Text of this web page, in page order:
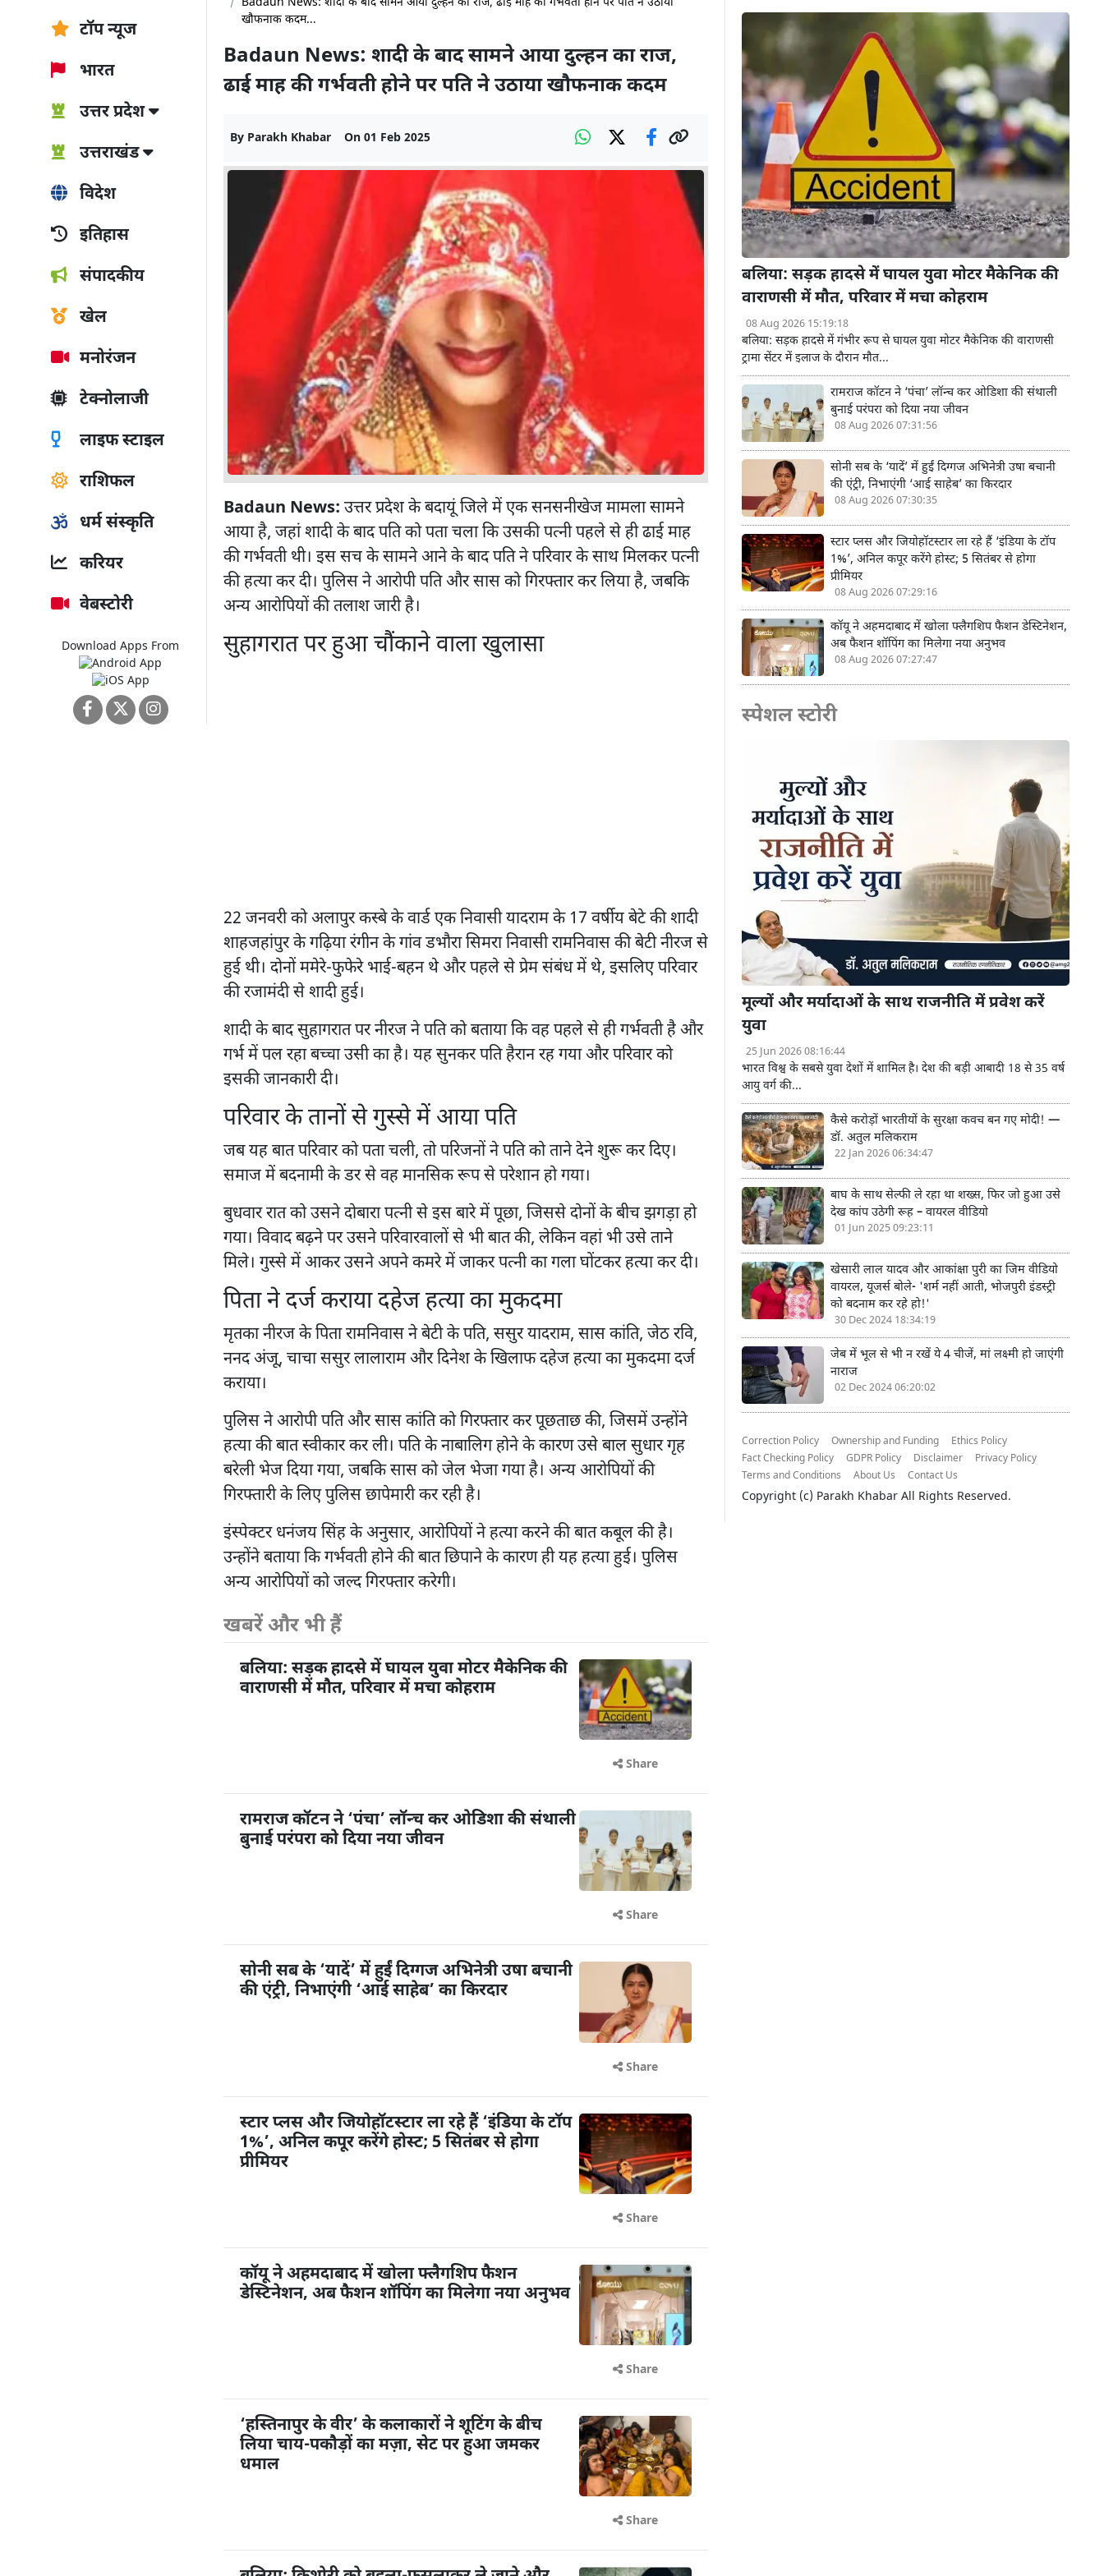
टॉप न्यूज
भारत
उत्तर प्रदेश
उत्तराखंड
विदेश
इतिहास
संपादकीय
खेल
मनोरंजन
टेक्नोलाजी
लाइफ स्टाइल
राशिफल
धर्म संस्कृति
करियर
वेबस्टोरी
Download Apps From
खौफनाक कदम...
Badaun News: शादी के बाद सामने आया दुल्हन का राज,
ढाई माह की गर्भवती होने पर पति ने उठाया खौफनाक कदम
By Parakh Khabar On 01 Feb 2025
Badaun News: उत्तर प्रदेश के बदायूं जिले में एक सनसनीखेज मामला सामने
आया है, जहां शादी के बाद पति को पता चला कि उसकी पत्नी पहले से ही ढाई माह
की गर्भवती थी। इस सच के सामने आने के बाद पति ने परिवार के साथ मिलकर पत्नी
की हत्या कर दी। पुलिस ने आरोपी पति और सास को गिरफ्तार कर लिया है, जबकि
अन्य आरोपियों की तलाश जारी है।
सुहागरात पर हुआ चौंकाने वाला खुलासा
22 जनवरी को अलापुर कस्बे के वार्ड एक निवासी यादराम के 17 वर्षीय बेटे की शादी
शाहजहांपुर के गढ़िया रंगीन के गांव डभौरा सिमरा निवासी रामनिवास की बेटी नीरज से
हुई थी। दोनों ममेरे-फुफेरे भाई-बहन थे और पहले से प्रेम संबंध में थे, इसलिए परिवार
की रजामंदी से शादी हुई।
शादी के बाद सुहागरात पर नीरज ने पति को बताया कि वह पहले से ही गर्भवती है और
गर्भ में पल रहा बच्चा उसी का है। यह सुनकर पति हैरान रह गया और परिवार को
इसकी जानकारी दी।
परिवार के तानों से गुस्से में आया पति
जब यह बात परिवार को पता चली, तो परिजनों ने पति को ताने देने शुरू कर दिए।
समाज में बदनामी के डर से वह मानसिक रूप से परेशान हो गया।
बुधवार रात को उसने दोबारा पत्नी से इस बारे में पूछा, जिससे दोनों के बीच झगड़ा हो
गया। विवाद बढ़ने पर उसने परिवारवालों से भी बात की, लेकिन वहां भी उसे ताने
मिले। गुस्से में आकर उसने अपने कमरे में जाकर पत्नी का गला घोंटकर हत्या कर दी।
पिता ने दर्ज कराया दहेज हत्या का मुकदमा
मृतका नीरज के पिता रामनिवास ने बेटी के पति, ससुर यादराम, सास कांति, जेठ रवि,
ननद अंजू, चाचा ससुर लालाराम और दिनेश के खिलाफ दहेज हत्या का मुकदमा दर्ज
कराया।
पुलिस ने आरोपी पति और सास कांति को गिरफ्तार कर पूछताछ की, जिसमें उन्होंने
हत्या की बात स्वीकार कर ली। पति के नाबालिग होने के कारण उसे बाल सुधार गृह
बरेली भेज दिया गया, जबकि सास को जेल भेजा गया है। अन्य आरोपियों की
गिरफ्तारी के लिए पुलिस छापेमारी कर रही है।
इंस्पेक्टर धनंजय सिंह के अनुसार, आरोपियों ने हत्या करने की बात कबूल की है।
उन्होंने बताया कि गर्भवती होने की बात छिपाने के कारण ही यह हत्या हुई। पुलिस
अन्य आरोपियों को जल्द गिरफ्तार करेगी।
खबरें और भी हैं
बलिया: सड़क हादसे में घायल युवा मोटर मैकेनिक की
वाराणसी में मौत, परिवार में मचा कोहराम
Share
रामराज कॉटन ने ‘पंचा’ लॉन्च कर ओडिशा की संथाली
बुनाई परंपरा को दिया नया जीवन
Share
सोनी सब के ‘यादें’ में हुईं दिग्गज अभिनेत्री उषा बचानी
की एंट्री, निभाएंगी ‘आई साहेब’ का किरदार
Share
स्टार प्लस और जियोहॉटस्टार ला रहे हैं ‘इंडिया के टॉप
1%’, अनिल कपूर करेंगे होस्ट; 5 सितंबर से होगा
प्रीमियर
Share
कॉयू ने अहमदाबाद में खोला फ्लैगशिप फैशन
डेस्टिनेशन, अब फैशन शॉपिंग का मिलेगा नया अनुभव
Share
‘हस्तिनापुर के वीर’ के कलाकारों ने शूटिंग के बीच
लिया चाय-पकौड़ों का मज़ा, सेट पर हुआ जमकर
धमाल
Share
बलिया: सड़क हादसे में घायल युवा मोटर मैकेनिक की
वाराणसी में मौत, परिवार में मचा कोहराम
08 Aug 2026 15:19:18
बलिया: सड़क हादसे में गंभीर रूप से घायल युवा मोटर मैकेनिक की वाराणसी
ट्रामा सेंटर में इलाज के दौरान मौत...
रामराज कॉटन ने ‘पंचा’ लॉन्च कर ओडिशा की संथाली
बुनाई परंपरा को दिया नया जीवन
08 Aug 2026 07:31:56
सोनी सब के ‘यादें’ में हुईं दिग्गज अभिनेत्री उषा बचानी
की एंट्री, निभाएंगी ‘आई साहेब’ का किरदार
08 Aug 2026 07:30:35
स्टार प्लस और जियोहॉटस्टार ला रहे हैं ‘इंडिया के टॉप
1%’, अनिल कपूर करेंगे होस्ट; 5 सितंबर से होगा
प्रीमियर
08 Aug 2026 07:29:16
कॉयू ने अहमदाबाद में खोला फ्लैगशिप फैशन डेस्टिनेशन,
अब फैशन शॉपिंग का मिलेगा नया अनुभव
08 Aug 2026 07:27:47
स्पेशल स्टोरी
मूल्यों और मर्यादाओं के साथ राजनीति में प्रवेश करें
युवा
25 Jun 2026 08:16:44
भारत विश्व के सबसे युवा देशों में शामिल है। देश की बड़ी आबादी 18 से 35 वर्ष
आयु वर्ग की...
कैसे करोड़ों भारतीयों के सुरक्षा कवच बन गए मोदी! —
डॉ. अतुल मलिकराम
22 Jan 2026 06:34:47
बाघ के साथ सेल्फी ले रहा था शख्स, फिर जो हुआ उसे
देख कांप उठेगी रूह – वायरल वीडियो
01 Jun 2025 09:23:11
खेसारी लाल यादव और आकांक्षा पुरी का जिम वीडियो
वायरल, यूजर्स बोले- 'शर्म नहीं आती, भोजपुरी इंडस्ट्री
को बदनाम कर रहे हो!'
30 Dec 2024 18:34:19
जेब में भूल से भी न रखें ये 4 चीजें, मां लक्ष्मी हो जाएंगी
नाराज
02 Dec 2024 06:20:02
Correction Policy Ownership and Funding
Ethics Policy
Fact Checking Policy
GDPR Policy Disclaimer
Privacy Policy
Terms and Conditions
About Us Contact Us
Copyright (c) Parakh Khabar All Rights Reserved.